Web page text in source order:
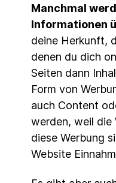
Manchmal
Informationen
deine Herkunft,
denen du dich
Seiten dann
Form von
auch Content
werden, weil die
diese Werbung
Website